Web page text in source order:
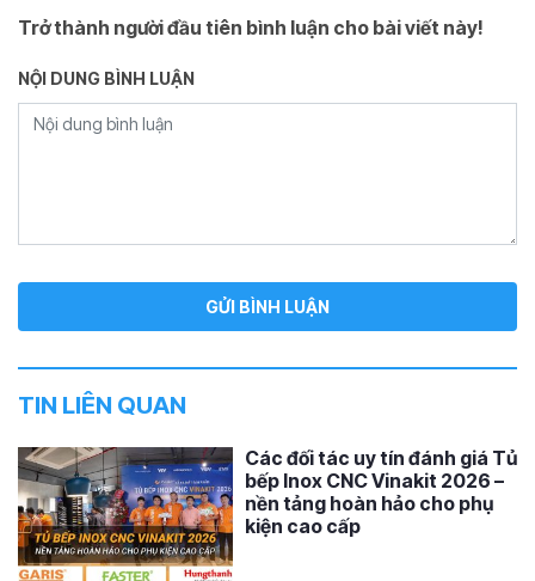
Trở thành người đầu tiên bình luận cho bài viết này!
NỘI DUNG BÌNH LUẬN
TIN LIÊN QUAN
Các đối tác uy tín đánh giá Tủ
bếp Inox CNC Vinakit 2026 –
nền tảng hoàn hảo cho phụ
kiện cao cấp